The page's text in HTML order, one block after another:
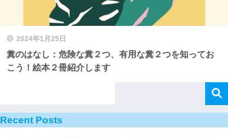
2024年1月25日
糞のはなし：危険な糞２つ、有用な糞２つを知ってお
こう！絵本２冊紹介します
Recent Posts